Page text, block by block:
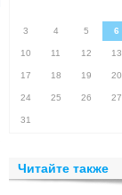
3 4 5 6
10 11 12 13
17 18 19 20
24 25 26 27
31
Читайте также